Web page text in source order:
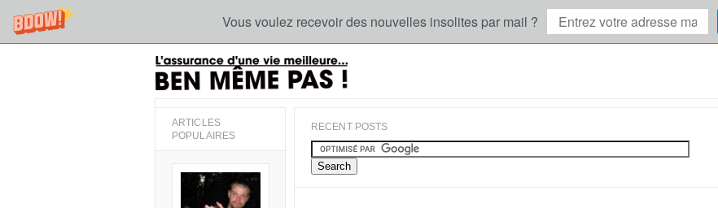
Vous voulez recevoir des nouvelles insolites par mail ?
RECENT POSTS
ARTICLES
POPULAIRES